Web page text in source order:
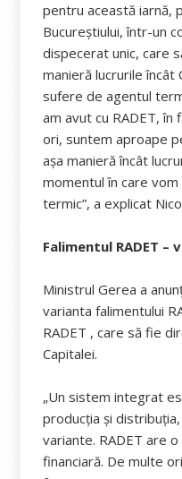
pentru această iarnă,
Bucureştiului, într-un
dispecerat unic, care
manieră lucrurile încât
sufere de agentul
am avut cu RADET,
ori, suntem aproape
aşa manieră încât
momentul în care
termic”, a explicat
Falimentul RADET –
Ministrul Gerea a
varianta falimentului
RADET , care să fie
Capitalei.
„Un sistem integrat
producţia şi
variante. RADET are
financiară. De multe